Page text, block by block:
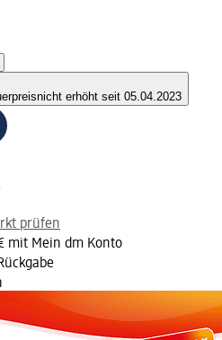
nicht erhöht seit 05.04.2023
prüfen
mit Mein dm Konto